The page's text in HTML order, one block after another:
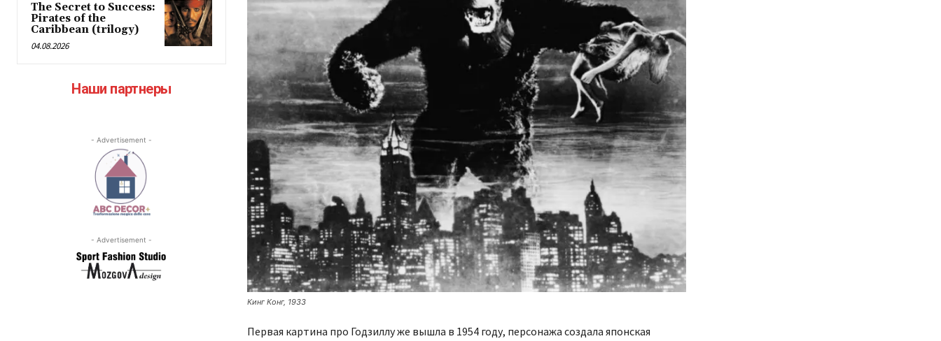
The Secret to Success:
Pirates of the
Caribbean (trilogy)
04.08.2026
Наши партнеры
- Advertisement -
- Advertisement -
Кинг Конг, 1933
Первая картина про Годзиллу же вышла в 1954 году, персонажа создала японская